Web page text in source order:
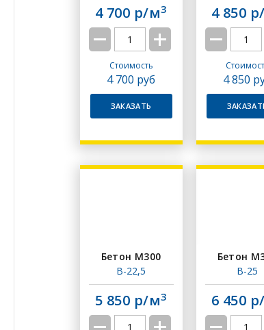
4 700 р/м3
Стоимость
4 700 руб
ЗАКАЗАТЬ
4 850
4 850
Бетон М300
В-22,5
5 850 р/м3
Бетон
В-25
6 450